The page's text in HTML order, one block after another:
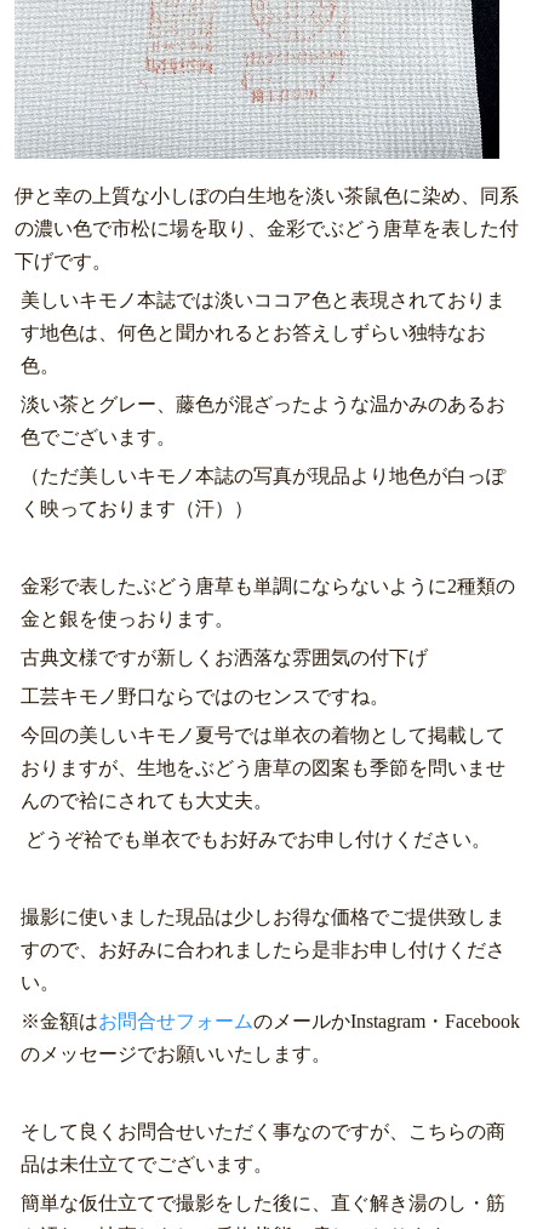
伊と幸の上質な小しぼの白生地を淡い茶鼠色に染め、同系
の濃い色で市松に場を取り、金彩でぶどう唐草を表した付
下げです。
美しいキモノ本誌では淡いココア色と表現されておりま
す地色は、何色と聞かれるとお答えしずらい独特なお
色。
淡い茶とグレー、藤色が混ざったような温かみのあるお
色でございます。
（ただ美しいキモノ本誌の写真が現品より地色が白っぽ
く映っております（汗））
金彩で表したぶどう唐草も単調にならないように2種類の
金と銀を使っおります。
古典文様ですが新しくお洒落な雰囲気の付下げ
工芸キモノ野口ならではのセンスですね。
今回の美しいキモノ夏号では単衣の着物として掲載して
おりますが、生地をぶどう唐草の図案も季節を問いませ
んので袷にされても大丈夫。
どうぞ袷でも単衣でもお好みでお申し付けください。
撮影に使いました現品は少しお得な価格でご提供致しま
すので、お好みに合われましたら是非お申し付けくださ
い。
※金額はお問合せフォームのメールかInstagram・Facebook
のメッセージでお願いいたします。
そして良くお問合せいただく事なのですが、こちらの商
品は未仕立てでございます。
簡単な仮仕立てで撮影をした後に、直ぐ解き湯のし・筋